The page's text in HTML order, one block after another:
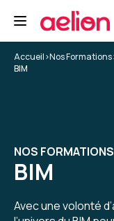
Accueil>Nos Formations
BIM
NOS FORMATIONS
BIM
Avec une volonté